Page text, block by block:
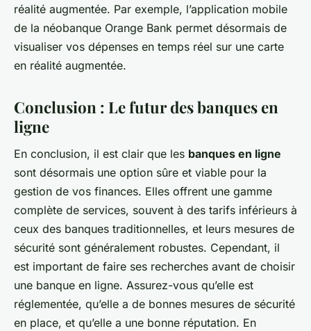
réalité augmentée. Par exemple, l’application mobile
de la néobanque Orange Bank permet désormais de
visualiser vos dépenses en temps réel sur une carte
en réalité augmentée.
Conclusion : Le futur des banques en
ligne
En conclusion, il est clair que les banques en ligne
sont désormais une option sûre et viable pour la
gestion de vos finances. Elles offrent une gamme
complète de services, souvent à des tarifs inférieurs à
ceux des banques traditionnelles, et leurs mesures de
sécurité sont généralement robustes. Cependant, il
est important de faire ses recherches avant de choisir
une banque en ligne. Assurez-vous qu’elle est
réglementée, qu’elle a de bonnes mesures de sécurité
en place, et qu’elle a une bonne réputation. En